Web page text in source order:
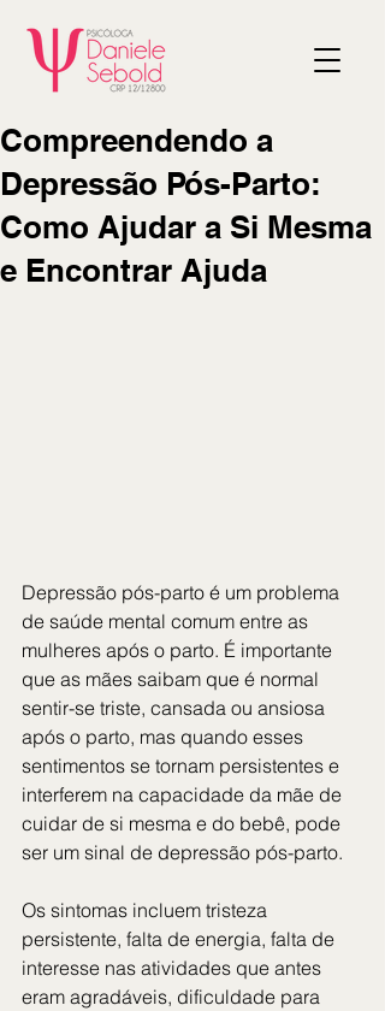
Compreendendo a
Depressão Pós-Parto:
Como Ajudar a Si Mesma
e Encontrar Ajuda
Depressão pós-parto é um problema
de saúde mental comum entre as
mulheres após o parto. É importante
que as mães saibam que é normal
sentir-se triste, cansada ou ansiosa
após o parto, mas quando esses
sentimentos se tornam persistentes e
interferem na capacidade da mãe de
cuidar de si mesma e do bebê, pode
ser um sinal de depressão pós-parto.
Os sintomas incluem tristeza
persistente, falta de energia, falta de
interesse nas atividades que antes
eram agradáveis, dificuldade para